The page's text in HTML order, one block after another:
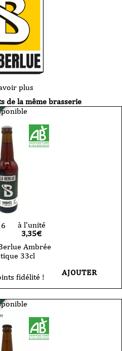
plus
de la même brasserie
à l'unité
3,35€
Ambrée
33cl
fidélité ! AJOUTER